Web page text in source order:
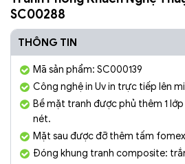
SC00288
THÔNG TIN
Mã sản phẩm: SC000139
Công nghệ in Uv in trực tiếp lên
Bề mặt tranh được phủ thêm 1
nét.
Mặt sau được đỡ thêm tấm
Đóng khung tranh composite: